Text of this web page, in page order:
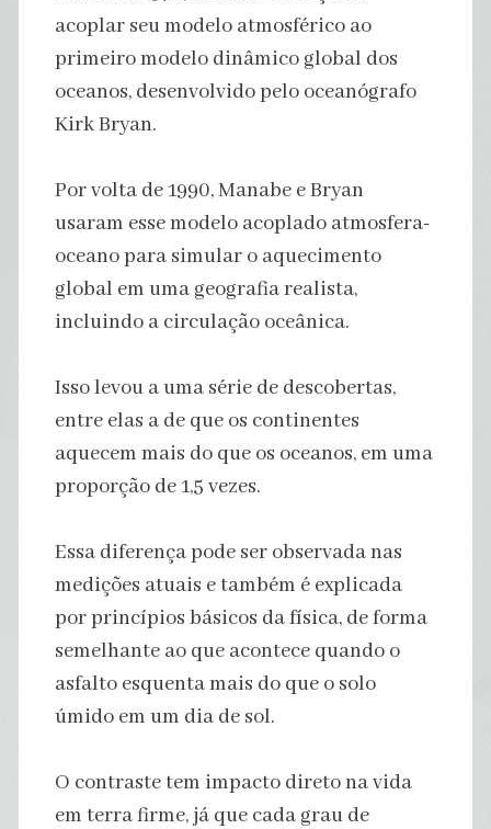
acoplar seu modelo atmosférico ao
primeiro modelo dinâmico global dos
oceanos, desenvolvido pelo oceanógrafo
Kirk Bryan.
Por volta de 1990, Manabe e Bryan
usaram esse modelo acoplado atmosfera-
oceano para simular o aquecimento
global em uma geografia realista,
incluindo a circulação oceânica.
Isso levou a uma série de descobertas,
entre elas a de que os continentes
aquecem mais do que os oceanos, em uma
proporção de 1,5 vezes.
Essa diferença pode ser observada nas
medições atuais e também é explicada
por princípios básicos da física, de forma
semelhante ao que acontece quando o
asfalto esquenta mais do que o solo
úmido em um dia de sol.
O contraste tem impacto direto na vida
em terra firme, já que cada grau de